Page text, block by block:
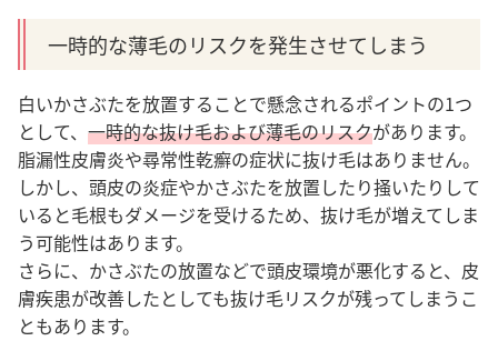
一時的な薄毛のリスクを発生させてしまう
白いかさぶたを放置することで懸念されるポイントの1つ
として、 一時的な抜け毛および薄毛のリスクがあります。
脂漏性皮膚炎や尋常性乾癬の症状に抜け毛はありません。
しかし、頭皮の炎症やかさぶたを放置したり掻いたりして
いると毛根もダメージを受けるため、抜け毛が増えてしま
う可能性はあります。
さらに、かさぶたの放置などで頭皮環境が悪化すると、皮
膚疾患が改善したとしても抜け毛リスクが残ってしまうこ
ともあります。